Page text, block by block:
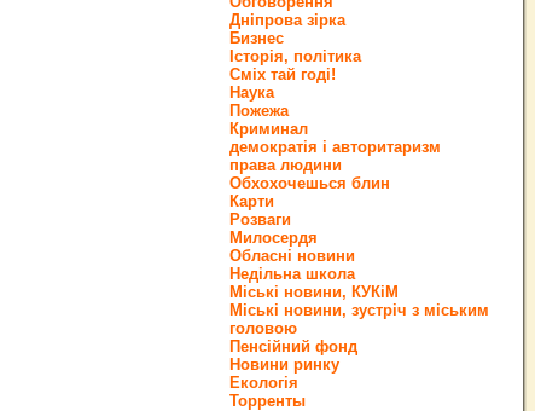
Дніпрова зірка
Бизнес
Історія, політика
Сміх тай годі!
Наука
Пожежа
Криминал
демократія і авторитаризм
права людини
Обхохочешься блин
Карти
Розваги
Милосердя
Обласні новини
Недільна школа
Міські новини, КУКіМ
Міські новини, зустріч з міським
головою
Пенсійний фонд
Новини ринку
Екологія
Торренты